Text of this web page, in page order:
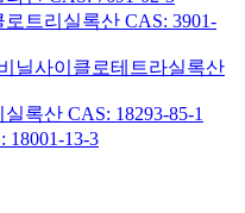
트리실록산 CAS: 3901-
닐사이클로테트라실록산
록산 CAS: 18293-85-1
13-3